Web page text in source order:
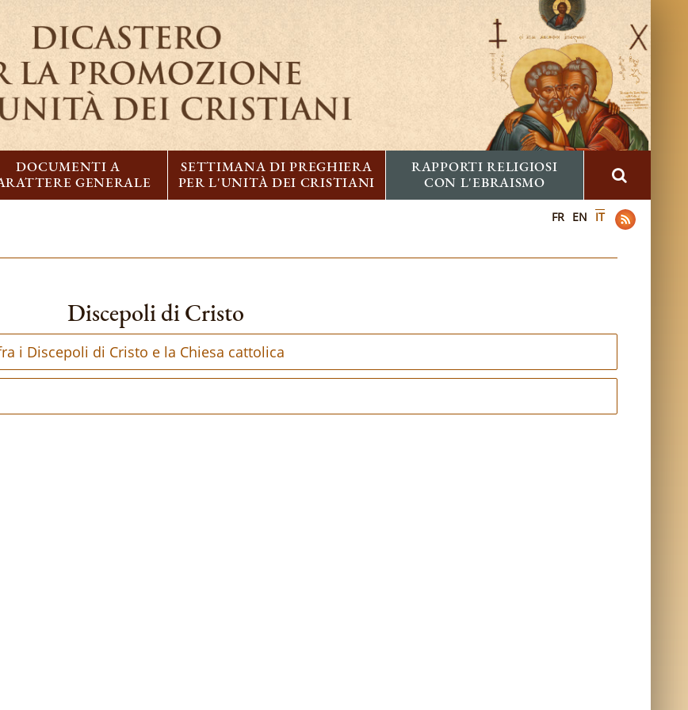
DOCUMENTI A
GENERALE
SETTIMANA DI PREGHIERA
PER L'UNITÀ DEI CRISTIANI
RAPPORTI RELIGIOSI
CON L'EBRAISMO
FR EN IT
Discepoli di Cristo
i Discepoli di Cristo e la Chiesa cattolica